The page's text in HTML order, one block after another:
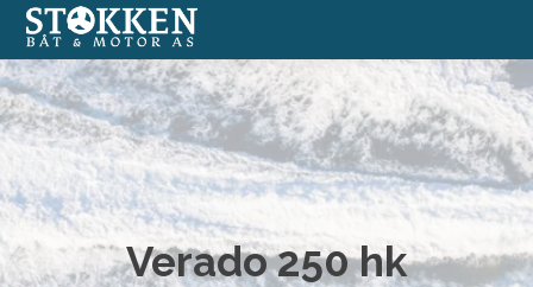
Båter
Annonserte båter
Verado 250 hk